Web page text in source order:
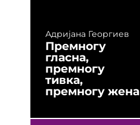
Адријана Георгиев
Премногу
гласна,
премногу
тивка,
премногу жена